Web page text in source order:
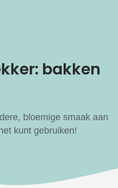
bakken
bloemige smaak aan
kunt gebruiken!